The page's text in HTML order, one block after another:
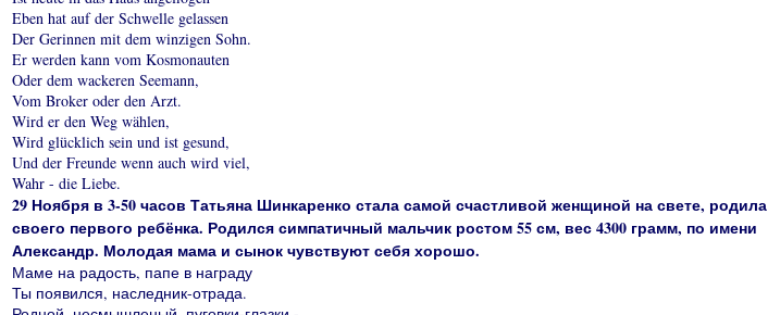
Eben hat auf der Schwelle gelassen
Der Gerinnen mit dem winzigen Sohn.
Er werden kann vom Kosmonauten
Oder dem wackeren Seemann,
Vom Broker oder den Arzt.
Wird er den Weg wählen,
Wird glücklich sein und ist gesund,
Und der Freunde wenn auch wird viel,
Wahr - die Liebe.
29 Ноября в 3-50 часов Татьяна Шинкаренко стала самой счастливой женщиной на свете, родила
своего первого ребёнка. Родился симпатичный мальчик ростом 55 см, вес 4300 грамм, по имени
Александр. Молодая мама и сынок чувствуют себя хорошо.
Маме на радость, папе в награду
Ты появился, наследник-отрада.